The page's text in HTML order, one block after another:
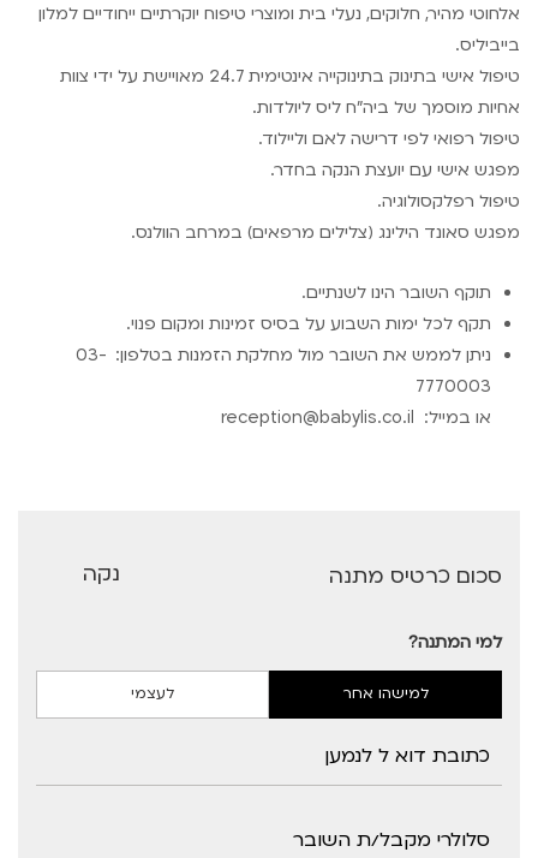
אלחוטי מהיר, חלוקים, נעלי בית ומוצרי טיפוח יוקרתיים ייחודיים למלון
בייביליס.
טיפול אישי בתינוק בתינוקייה אינטימית 24.7 מאויישת על ידי צוות
אחיות מוסמך של ביה”ח ליס ליולדות.
טיפול רפואי לפי דרישה לאם וליילוד.
מפגש אישי עם יועצת הנקה בחדר.
טיפול רפלקסולוגיה.
מפגש סאונד הילינג (צלילים מרפאים) במרחב הוולנס.
תוקף השובר הינו לשנתיים.
תקף לכל ימות השבוע על בסיס זמינות ומקום פנוי.
ניתן לממש את השובר מול מחלקת הזמנות בטלפון: 03-
7770003
או במייל: reception@babylis.co.il
סכום כרטיס מתנה נקה
למי המתנה?
למישהו אחר לעצמי